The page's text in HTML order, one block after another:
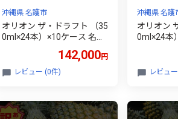
沖縄県 名護市
オリオン ザ・ドラフト （35
0ml×24本）×10ケース 名護
ール オリオンビール クラフ
トビール お土産 おみやげ
美味しい おきなわ BEER be
er
142,000円
レビュー (0件)
沖縄県 名護
オリオン
0ml×24本
ール オ
トビール
美味しい
er
レビュ